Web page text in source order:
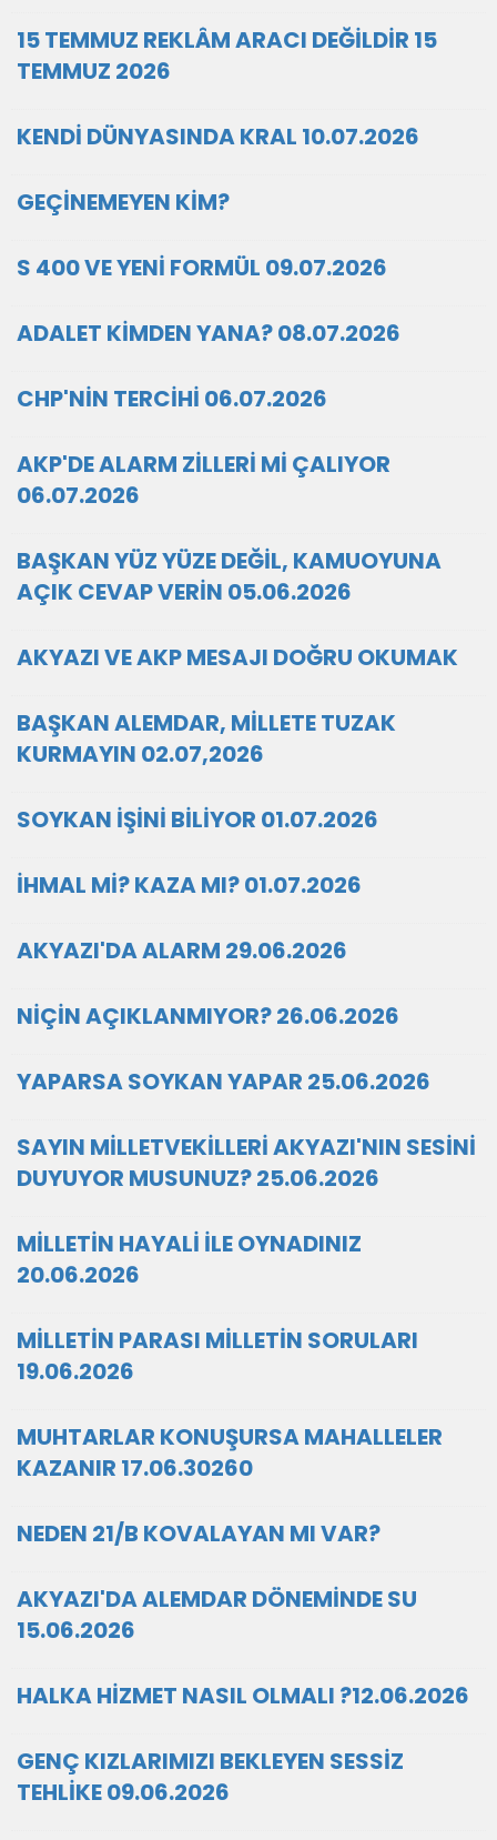
15 TEMMUZ REKLÂM ARACI DEĞİLDİR 15
TEMMUZ 2026
KENDİ DÜNYASINDA KRAL 10.07.2026
GEÇİNEMEYEN KİM?
S 400 VE YENİ FORMÜL 09.07.2026
ADALET KİMDEN YANA? 08.07.2026
CHP'NİN TERCİHİ 06.07.2026
AKP'DE ALARM ZİLLERİ Mİ ÇALIYOR
06.07.2026
BAŞKAN YÜZ YÜZE DEĞİL, KAMUOYUNA
AÇIK CEVAP VERİN 05.06.2026
AKYAZI VE AKP MESAJI DOĞRU OKUMAK
BAŞKAN ALEMDAR, MİLLETE TUZAK
KURMAYIN 02.07,2026
SOYKAN İŞİNİ BİLİYOR 01.07.2026
İHMAL Mİ? KAZA MI? 01.07.2026
AKYAZI'DA ALARM 29.06.2026
NİÇİN AÇIKLANMIYOR? 26.06.2026
YAPARSA SOYKAN YAPAR 25.06.2026
SAYIN MİLLETVEKİLLERİ AKYAZI'NIN SESİNİ
DUYUYOR MUSUNUZ? 25.06.2026
MİLLETİN HAYALİ İLE OYNADINIZ
20.06.2026
MİLLETİN PARASI MİLLETİN SORULARI
19.06.2026
MUHTARLAR KONUŞURSA MAHALLELER
KAZANIR 17.06.30260
NEDEN 21/B KOVALAYAN MI VAR?
AKYAZI'DA ALEMDAR DÖNEMİNDE SU
15.06.2026
HALKA HİZMET NASIL OLMALI ?12.06.2026
GENÇ KIZLARIMIZI BEKLEYEN SESSİZ
TEHLİKE 09.06.2026